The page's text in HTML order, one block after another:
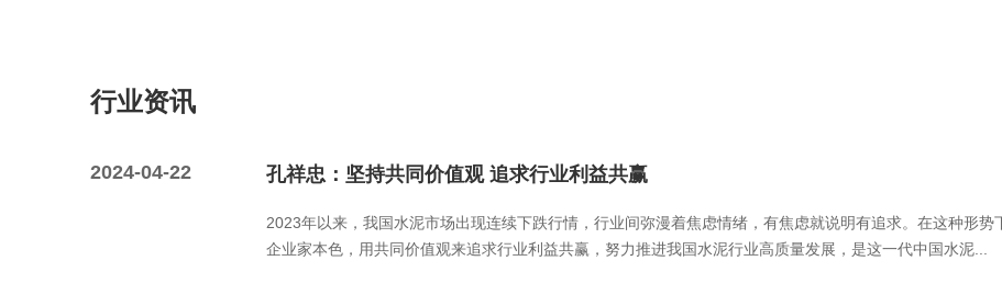
行业资讯
2024-04-22 孔祥忠：坚持共同价值观 追求行业利益共赢
2023年以来，我国水泥市场出现连续下跌行情，行业间弥漫着焦虑情绪，有焦虑就说明有追求。在这种形
企业家本色，用共同价值观来追求行业利益共赢，努力推进我国水泥行业高质量发展，是这一代中国水泥...